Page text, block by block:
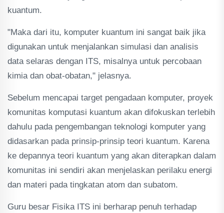
kuantum.
"Maka dari itu, komputer kuantum ini sangat baik jika
digunakan untuk menjalankan simulasi dan analisis
data selaras dengan ITS, misalnya untuk percobaan
kimia dan obat-obatan," jelasnya.
Sebelum mencapai target pengadaan komputer, proyek
komunitas komputasi kuantum akan difokuskan terlebih
dahulu pada pengembangan teknologi komputer yang
didasarkan pada prinsip-prinsip teori kuantum. Karena
ke depannya teori kuantum yang akan diterapkan dalam
komunitas ini sendiri akan menjelaskan perilaku energi
dan materi pada tingkatan atom dan subatom.
Guru besar Fisika ITS ini berharap penuh terhadap